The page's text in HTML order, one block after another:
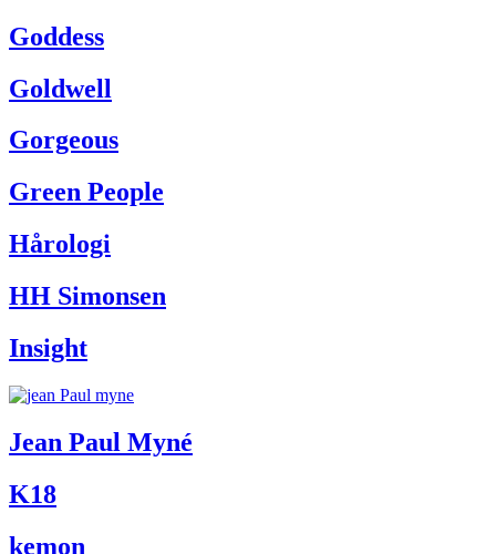
Goddess
Goldwell
Gorgeous
Green People
Hårologi
HH Simonsen
Insight
Jean Paul Myné
K18
kemon